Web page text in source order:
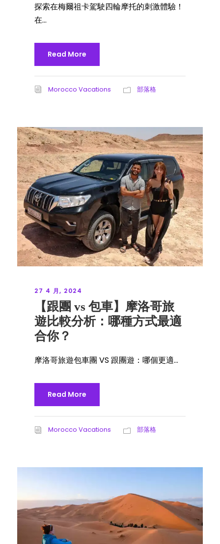
探索在梅爾祖卡駕駛四輪摩托的刺激體驗！
在...
Read More
Morocco Vacations 部落格
27 4 月, 2024
【跟團 vs 包車】摩洛哥旅
遊比較分析：哪種方式最適
合你？
摩洛哥旅遊包車團 VS 跟團遊：哪個更適...
Read More
Morocco Vacations 部落格